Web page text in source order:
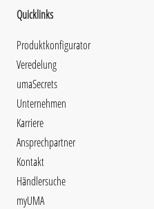
Quicklinks
Produktkonfigurator
Veredelung
umaSecrets
Unternehmen
Karriere
Ansprechpartner
Kontakt
Händlersuche
myUMA